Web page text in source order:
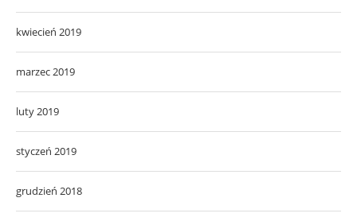
kwiecień 2019
marzec 2019
luty 2019
styczeń 2019
grudzień 2018